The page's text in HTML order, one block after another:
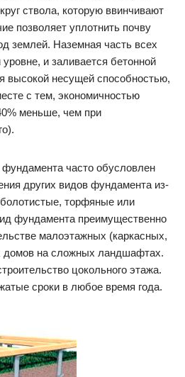
ствола, которую ввинчивают
позволяет уплотнить почву
землей. Наземная часть всех
и заливается бетонной
высокой несущей способностью,
с тем, экономичностью
меньше, чем при
часто обусловлен
других видов фундамента из-
торфяные или
фундамента преимущественно
малоэтажных (каркасных,
домов на сложных ландшафтах.
цокольного этажа.
сроки в любое время года.